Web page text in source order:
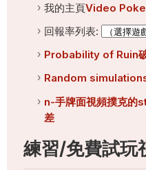
我的主頁Video
回報率列表:
Probability of Ruin
Random
n-手牌面視頻撲克
差
練習/免費試玩